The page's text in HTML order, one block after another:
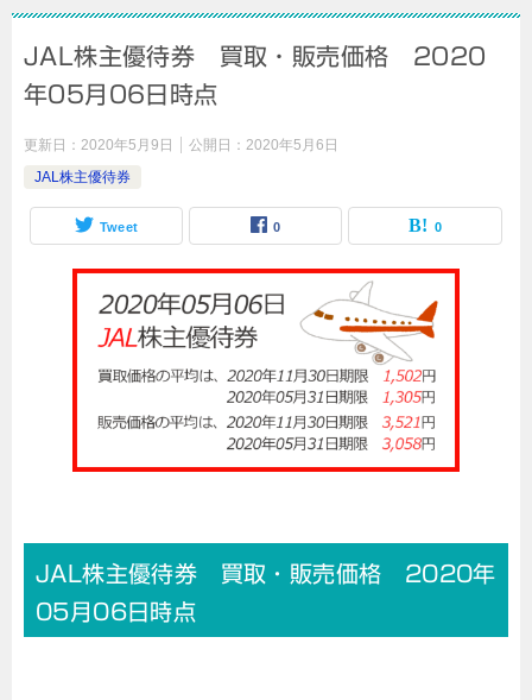
JAL株主優待券 買取・販売価格 2020
年05月06日時点
更新日： 2020年5月9日 公開日： 2020年5月6日
JAL株主優待券
Tweet 0 0
JAL株主優待券 買取・販売価格 2020年
05月06日時点